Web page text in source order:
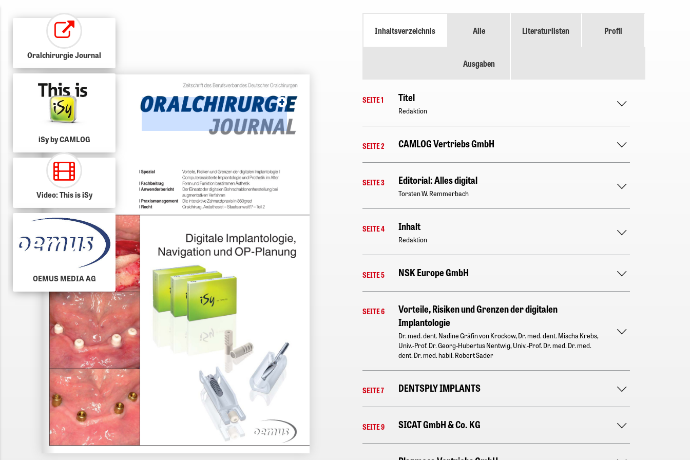
Inhaltsverzeichnis Alle
Ausgaben
Literaturlisten Profil
SEITE 1 Titel
Redaktion
SEITE 2 CAMLOG Vertriebs GmbH
SEITE 3 Editorial: Alles digital
Torsten W. Remmerbach
SEITE 4 Inhalt
Redaktion
SEITE 5 NSK Europe GmbH
SEITE 6
Vorteile, Risiken und Grenzen der digitalen
Implantologie
Dr. med. dent. Nadine Gräfin von Krockow, Dr. med. dent. Mischa Krebs,
Univ.-Prof. Dr. Georg-Hubertus Nentwig, Univ.-Prof. Dr. med. Dr. med.
dent. Dr. med. habil. Robert Sader
SEITE 7 DENTSPLY IMPLANTS
SEITE 9 SICAT GmbH & Co. KG
Oralchirurgie Journal
iSy by CAMLOG
Video: This is iSy
OEMUS MEDIA AG